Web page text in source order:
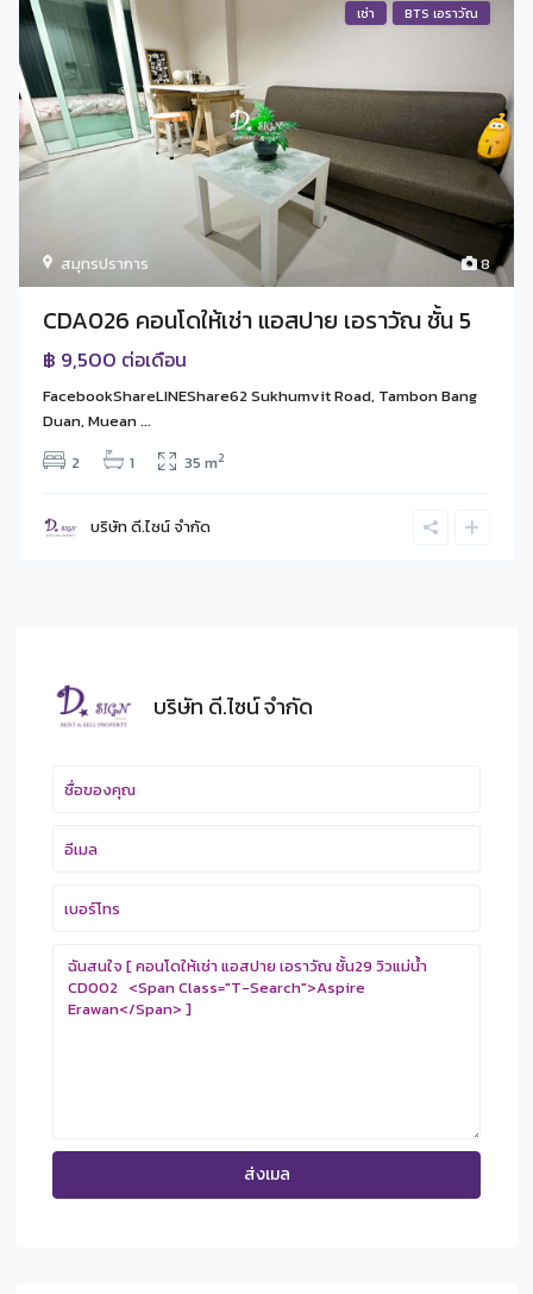
8
สมุทรปราการ
เช่า BTS เอราวัณ
CDA026 คอนโดให้เช่า แอสปาย เอราวัณ ชั้น 5
฿ 9,500 ต่อเดือน
FacebookShareLINEShare62 Sukhumvit Road, Tambon Bang
Duan, Muean ...
2
1 35 m2
บริษัท ดี.ไซน์ จํากัด
บริษัท ดี.ไซน์ จํากัด